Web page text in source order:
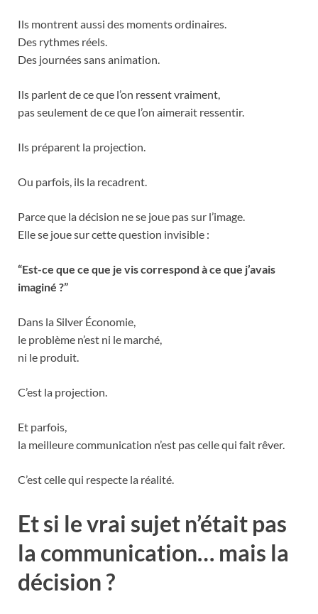
Ils montrent aussi des moments ordinaires.
Des rythmes réels.
Des journées sans animation.
Ils parlent de ce que l’on ressent vraiment,
pas seulement de ce que l’on aimerait ressentir.
Ils préparent la projection.
Ou parfois, ils la recadrent.
Parce que la décision ne se joue pas sur l’image.
Elle se joue sur cette question invisible :
“Est-ce que ce que je vis correspond à ce que j’avais
imaginé ?”
Dans la Silver Économie,
le problème n’est ni le marché,
ni le produit.
C’est la projection.
Et parfois,
la meilleure communication n’est pas celle qui fait rêver.
C’est celle qui respecte la réalité.
Et si le vrai sujet n’était pas
la communication… mais la
décision ?